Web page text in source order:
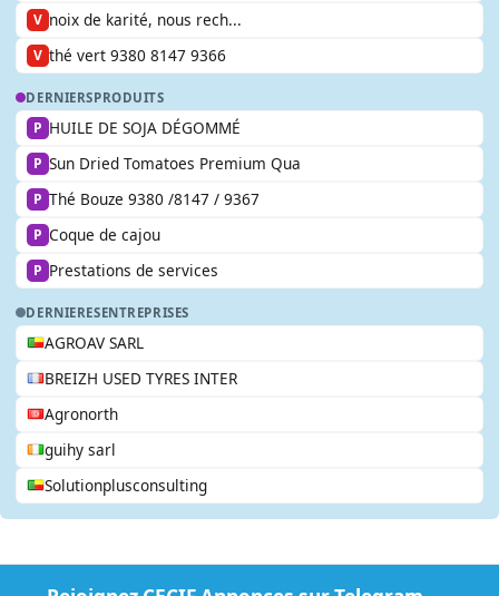
V noix de karité, nous rech...
V thé vert 9380 8147 9366
DERNIERSPRODUITS
P HUILE DE SOJA DÉGOMMÉ
P Sun Dried Tomatoes Premium Qua
P Thé Bouze 9380 /8147 / 9367
P Coque de cajou
P Prestations de services
DERNIERESENTREPRISES
AGROAV SARL
BREIZH USED TYRES INTER
Agronorth
guihy sarl
Solutionplusconsulting